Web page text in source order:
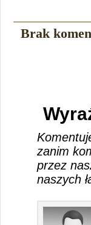
Brak
zanim
przez
naszych